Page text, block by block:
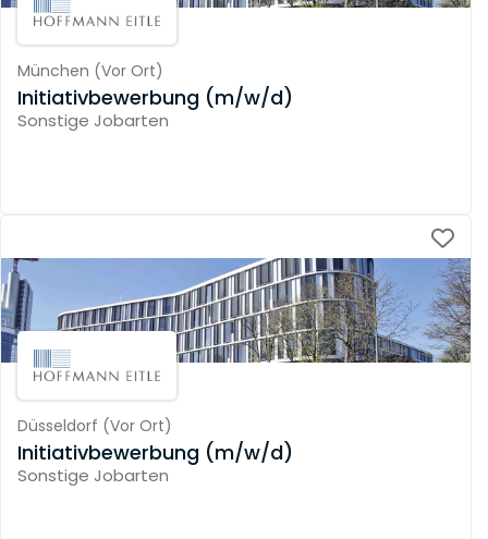
München (Vor Ort)
Initiativbewerbung (m/w/d)
Sonstige Jobarten
Düsseldorf (Vor Ort)
Initiativbewerbung (m/w/d)
Sonstige Jobarten